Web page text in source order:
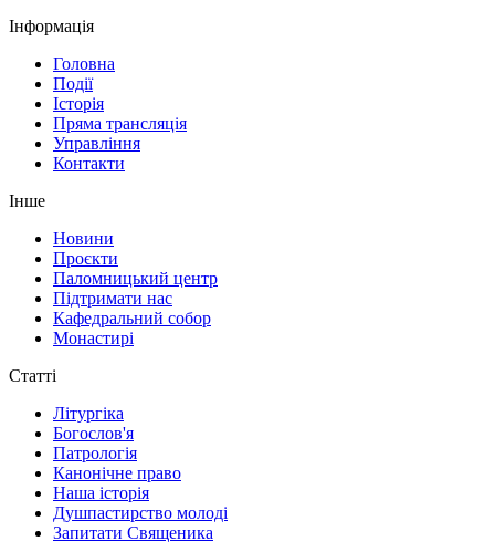
Інформація
Головна
Події
Історія
Пряма трансляція
Управління
Контакти
Інше
Новини
Проєкти
Паломницький центр
Підтримати нас
Кафедральний собор
Монастирі
Статті
Літургіка
Богослов'я
Патрологія
Канонічне право
Наша історія
Душпастирство молоді
Запитати Священика